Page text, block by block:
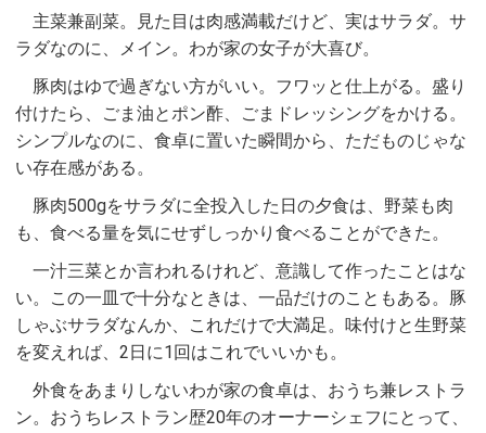
主菜兼副菜。見た目は肉感満載だけど、実はサラダ。サ
ラダなのに、メイン。わが家の女子が大喜び。
豚肉はゆで過ぎない方がいい。フワッと仕上がる。盛り
付けたら、ごま油とポン酢、ごまドレッシングをかける。
シンプルなのに、食卓に置いた瞬間から、ただものじゃな
い存在感がある。
豚肉500gをサラダに全投入した日の夕食は、野菜も肉
も、食べる量を気にせずしっかり食べることができた。
一汁三菜とか言われるけれど、意識して作ったことはな
い。この一皿で十分なときは、一品だけのこともある。豚
しゃぶサラダなんか、これだけで大満足。味付けと生野菜
を変えれば、2日に1回はこれでいいかも。
外食をあまりしないわが家の食卓は、おうち兼レストラ
ン。おうちレストラン歴20年のオーナーシェフにとって、